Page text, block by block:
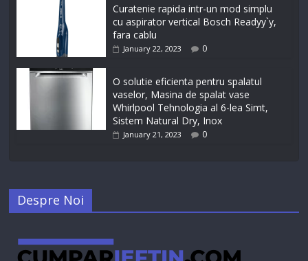
Curatenie rapida intr-un mod simplu
cu aspirator vertical Bosch Readyy`y,
fara cablu
January 22, 2023 0
O solutie eficienta pentru spalatul
vaselor, Masina de spalat vase
Whirlpool Tehnologia al 6-lea Simt,
Sistem Natural Dry, Inox
January 21, 2023 0
Despre Noi